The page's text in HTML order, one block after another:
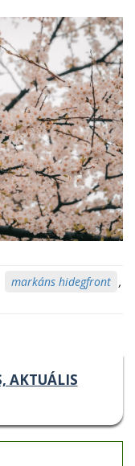
markáns hidegfront ,
AKTUÁLIS